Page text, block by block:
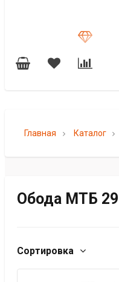
Главная Каталог
Обода МТБ 29
Сортировка